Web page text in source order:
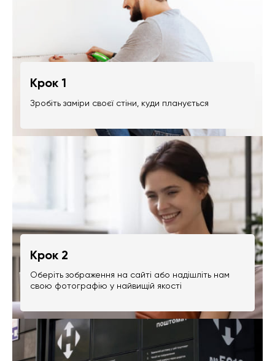
Крок 1
Зробіть заміри своєї стіни, куди планується
Крок 2
Оберіть зображення на сайті або надішліть нам
свою фотографію у найвищій якості